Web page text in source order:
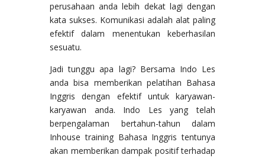
perusahaan anda lebih dekat lagi dengan
kata sukses. Komunikasi adalah alat paling
efektif dalam menentukan keberhasilan
sesuatu.
Jadi tunggu apa lagi? Bersama Indo Les
anda bisa memberikan pelatihan Bahasa
Inggris dengan efektif untuk karyawan-
karyawan anda. Indo Les yang telah
berpengalaman bertahun-tahun dalam
Inhouse training Bahasa Inggris tentunya
akan memberikan dampak positif terhadap